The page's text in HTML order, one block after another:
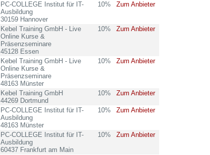
PC-COLLEGE Institut für IT-
Ausbildung
30159 Hannover
10% Zum Anbieter
Kebel Training GmbH - Live
Online Kurse &
Präsenzseminare
45128 Essen
10% Zum Anbieter
Kebel Training GmbH - Live
Online Kurse &
Präsenzseminare
48163 Münster
10% Zum Anbieter
Kebel Training GmbH
44269 Dortmund
10% Zum Anbieter
PC-COLLEGE Institut für IT-
Ausbildung
48163 Münster
10% Zum Anbieter
PC-COLLEGE Institut für IT-
Ausbildung
60437 Frankfurt am Main
10% Zum Anbieter